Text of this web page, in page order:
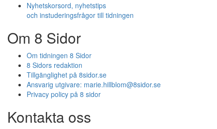
Nyhetskorsord, nyhetstips
och instuderingsfrågor till tidningen
Om 8 Sidor
Om tidningen 8 Sidor
8 Sidors redaktion
Tillgänglighet på 8sidor.se
Ansvarig utgivare: marie.hillblom@8sidor.se
Privacy policy på 8 sidor
Kontakta oss